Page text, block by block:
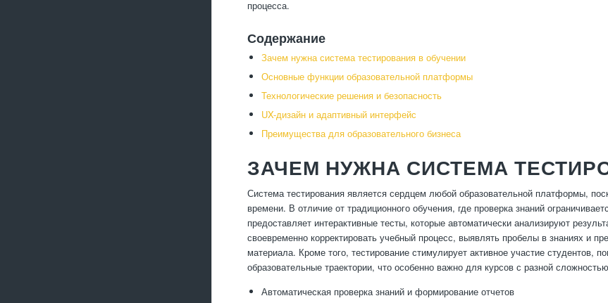
процесса.
Содержание
Зачем нужна система тестирования в обучении
Основные функции образовательной платформы
Технологические решения и безопасность
UX-дизайн и адаптивный интерфейс
Преимущества для образовательного бизнеса
ЗАЧЕМ НУЖНА СИСТЕМА
Система тестирования является сердцем любой образовательной платформы,
времени. В отличие от традиционного обучения, где проверка знаний
предоставляет интерактивные тесты, которые автоматически анализируют
своевременно корректировать учебный процесс, выявлять пробелы в знаниях и
материала. Кроме того, тестирование стимулирует активное участие студентов,
образовательные траектории, что особенно важно для курсов с разной
Автоматическая проверка знаний и формирование отчетов